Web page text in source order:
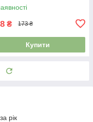
₴ 173 ₴
Купити
рік